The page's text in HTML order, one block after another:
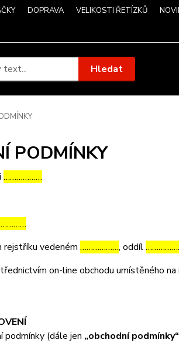
DOPRAVA VELIKOSTI ŘETÍZKŮ
Hledat
PODMÍNKY
………………
rejstříku vedeném ………………, oddíl
on-line obchodu umístěného
(dále jen „obchodní podmínky“